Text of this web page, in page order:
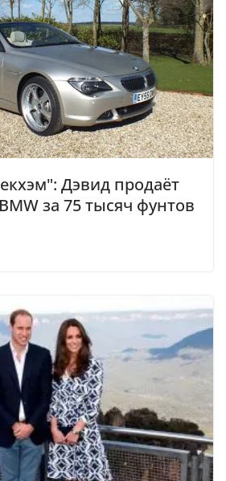
Дэвид продаёт
за 75 тысяч фунтов